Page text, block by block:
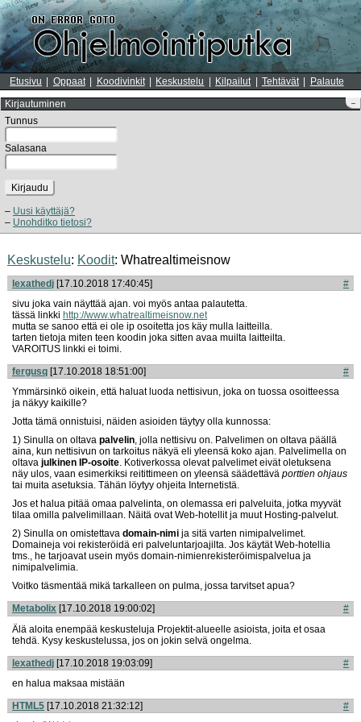
Etusivu Oppaat Koodivinkit Keskustelu Kilpailut Tehtävät Palaute
–
Kirjautuminen
Tunnus
Salasana
Kirjaudu
Uusi käyttäjä?
Unohditko tietosi?
Keskustelu: Koodit: Whatrealtimeisnow
lexathedj [17.10.2018 17:40:45]
#
sivu joka vain näyttää ajan. voi myös antaa palautetta.
tässä linkki http://www.whatrealtimeisnow.net
mutta se sanoo että ei ole ip osoitetta jos käy mulla laitteilla.
tarten tietoja miten teen koodin joka sitten avaa muilta laitteilta.
VAROITUS linkki ei toimi.
fergusq [17.10.2018 18:51:00]
#
Ymmärsinkö oikein, että haluat luoda nettisivun, joka on tuossa osoitteessa
ja näkyy kaikille?
Jotta tämä onnistuisi, näiden asioiden täytyy olla kunnossa:
1) Sinulla on oltava palvelin, jolla nettisivu on. Palvelimen on oltava päällä
aina, kun nettisivun on tarkoitus näkyä eli yleensä koko ajan. Palvelimella on
oltava julkinen IP-osoite. Kotiverkossa olevat palvelimet eivät oletuksena
näy ulos, vaan esimerkiksi reitittimeen on yleensä säädettävä porttien ohjaus
tai muita asetuksia. Tähän löytyy ohjeita Internetistä.
Jos et halua pitää omaa palvelinta, on olemassa eri palveluita, jotka myyvät
tilaa omilla palvelimillaan. Näitä ovat Web-hotellit ja muut Hosting-palvelut.
2) Sinulla on omistettava domain-nimi ja sitä varten nimipalvelimet.
Domaineja voi rekisteröidä eri palveluntarjoajilta. Jos käytät Web-hotellia
tms., he tarjoavat usein myös domain-nimienrekisteröimispalvelua ja
nimipalvelimia.
Voitko täsmentää mikä tarkalleen on pulma, jossa tarvitset apua?
Metabolix [17.10.2018 19:00:02]
#
Älä aloita enempää keskusteluja Projektit-alueelle asioista, joita et osaa
tehdä. Kysy keskustelussa, jos on jokin selvä ongelma.
lexathedj [17.10.2018 19:03:09]
#
en halua maksaa mistään
HTML5 [17.10.2018 21:32:12] #